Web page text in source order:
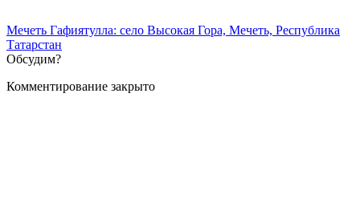
Мечеть Гафиятулла: село Высокая Гора, Мечеть, Республика
Татарстан
Обсудим?
Комментирование закрыто